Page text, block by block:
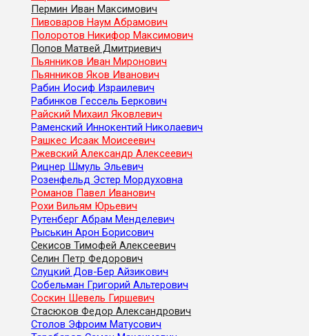
Пермин Иван Максимович
Пивоваров Наум Абрамович
Полоротов Никифор Максимович
Попов Матвей Дмитриевич
Пьянников Иван Миронович
Пьянников Яков Иванович
Рабин Иосиф Израилевич
Рабинков Гессель Беркович
Райский Михаил Яковлевич
Раменский Иннокентий Николаевич
Рашкес Исаак Моисеевич
Ржевский Александр Алексеевич
Рицнер Шмуль Эльевич
Розенфельд Эстер Мордуховна
Романов Павел Иванович
Рохи Вильям Юрьевич
Рутенберг Абрам Менделевич
Рыськин Арон Борисович
Секисов Тимофей Алексеевич
Селин Петр Федорович
Слуцкий Дов-Бер Айзикович
Собельман Григорий Альтерович
Соскин Шевель Гиршевич
Стасюков Федор Александрович
Столов Эфроим Матусович